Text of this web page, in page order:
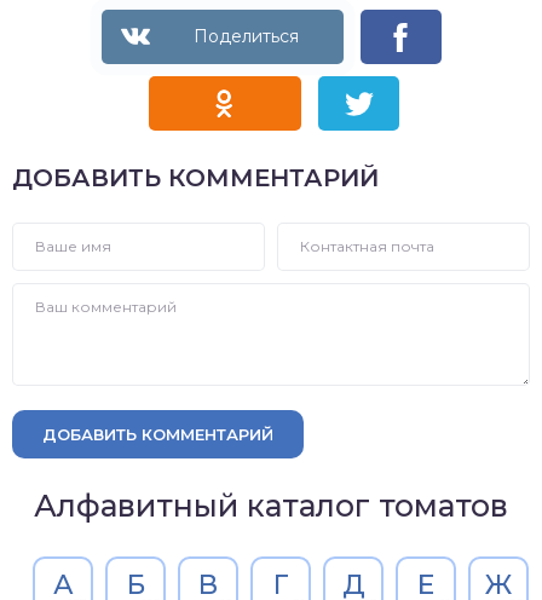
ДОБАВИТЬ КОММЕНТАРИЙ
ДОБАВИТЬ КОММЕНТАРИЙ
Алфавитный каталог томатов
А Б В Г Д Е Ж